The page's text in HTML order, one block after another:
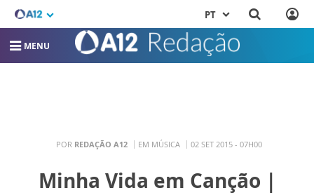
PT
MENU
POR REDAÇÃO A12 EM MÚSICA 02 SET 2015 - 07H00
Minha Vida em Canção |